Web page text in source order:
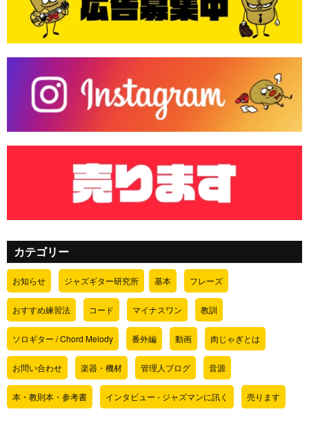
カテゴリー
お知らせ ジャズギター研究所 基本 フレーズ
おすすめ練習法 コード マイナスワン 教訓
ソロギター / Chord Melody 番外編 動画 肉じゃぎとは
お問い合わせ 楽器・機材 管理人ブログ 音源
本・教則本・参考書 インタビュー - ジャズマンに訊く 売ります